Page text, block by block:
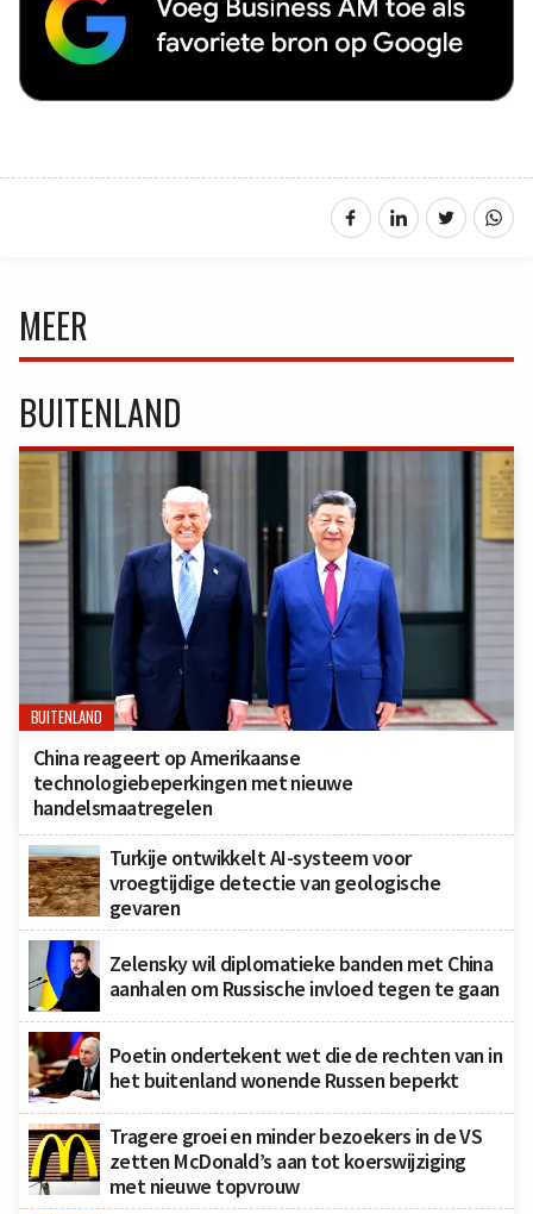
MEER
BUITENLAND
BUITENLAND
China reageert op Amerikaanse
technologiebeperkingen met nieuwe
handelsmaatregelen
Turkije ontwikkelt AI-systeem voor
vroegtijdige detectie van geologische
gevaren
Zelensky wil diplomatieke banden met China
aanhalen om Russische invloed tegen te gaan
Poetin ondertekent wet die de rechten van in
het buitenland wonende Russen beperkt
Tragere groei en minder bezoekers in de VS
zetten McDonald’s aan tot koerswijziging
met nieuwe topvrouw